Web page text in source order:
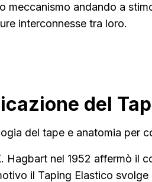
meccanismo andando a
interconnesse tra loro.
del
del tape e anatomia per
Hagbart nel 1952 affermò il
il Taping Elastico